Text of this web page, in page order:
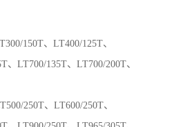
150T、LT400/125T、
、LT700/135T、LT700/200T、
250T、LT600/250T、